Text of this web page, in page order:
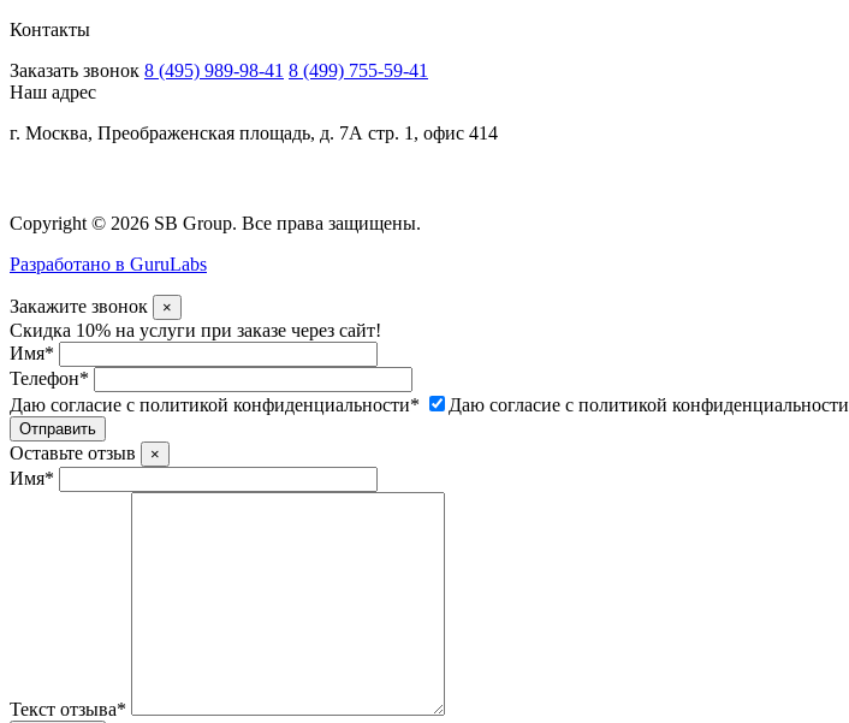
Контакты
Заказать звонок 8 (495) 989-98-41 8 (499) 755-59-41
Наш адрес
г. Москва, Преображенская площадь, д. 7А стр. 1, офис 414
Copyright © 2026 SB Group. Все права защищены.
Разработано в GuruLabs
Закажите звонок ×
Скидка 10% на услуги при заказе через сайт!
Имя*
Телефон*
Даю согласие с политикой конфиденциальности* Даю согласие с политикой конфиденциальности
Оставьте отзыв ×
Имя*
Текст отзыва*